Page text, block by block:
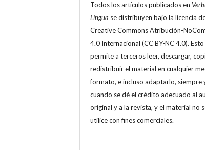
Todos los artículos publicados en
Lingua se distribuyen bajo la licencia
Creative Commons Atribución-
4.0 Internacional (CC BY-NC 4.0). Esto
permite a terceros leer, descargar,
redistribuir el material en cualquier
formato, e incluso adaptarlo, siempre
cuando se dé el crédito adecuado al
original y a la revista, y el material no
utilice con fines comerciales.